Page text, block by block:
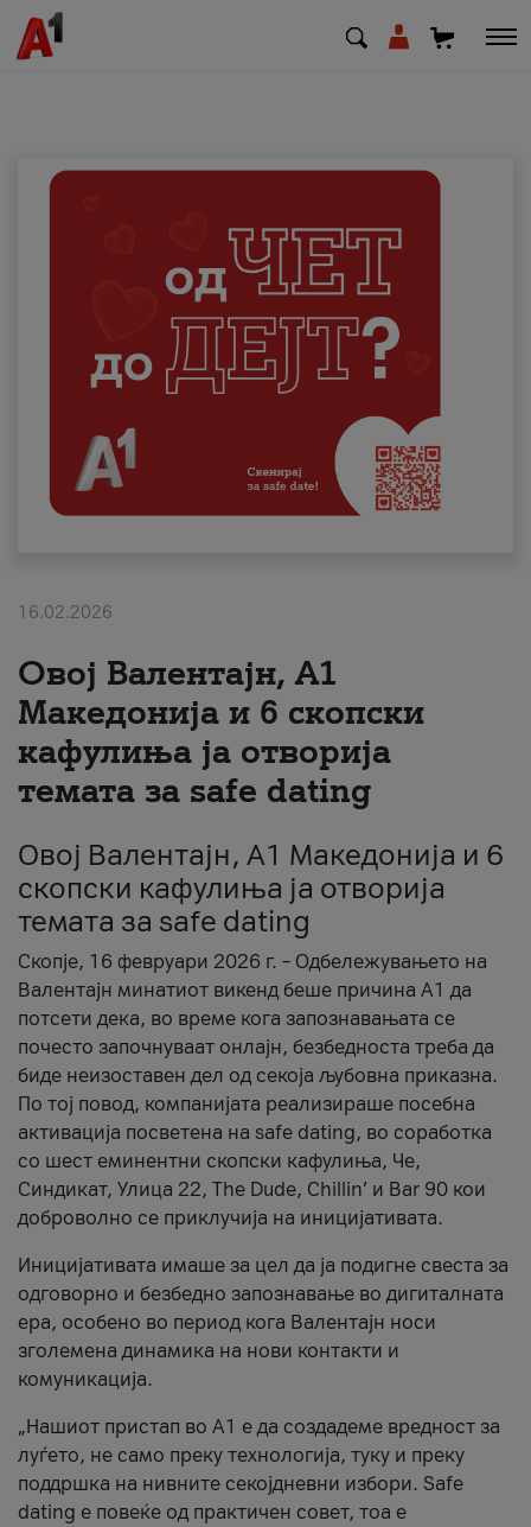
Деловни
Поддршка
Надополни кредит
Плати сметка
#ПодобарОнлајн
16.02.2026
Овој Валентајн, A1
Македонија и 6 скопски
кафулиња ја отворија
темата за safe dating
Овој Валентајн, A1 Македонија и 6
скопски кафулиња ја отворија
темата за safe dating
Скопје, 16 февруари 2026 г. – Одбележувањето на
Валентајн минатиот викенд беше причина А1 да
потсети дека, во време кога запознавањата се
почесто започнуваат онлајн, безбедноста треба да
биде неизоставен дел од секоја љубовна приказна.
По тој повод, компанијата реализираше посебна
активација посветена на safe dating, во соработка
со шест еминентни скопски кафулиња, Че,
Синдикат, Улица 22, The Dude, Chillin’ и Bar 90 кои
доброволно се приклучија на иницијативата.
Иницијативата имаше за цел да ја подигне свеста за
одговорно и безбедно запознавање во дигиталната
ера, особено во период кога Валентајн носи
зголемена динамика на нови контакти и
комуникација.
„Нашиот пристап во А1 е да создадеме вредност за
луѓето, не само преку технологија, туку и преку
поддршка на нивните секојдневни избори. Safe
dating е повеќе од практичен совет, тоа е